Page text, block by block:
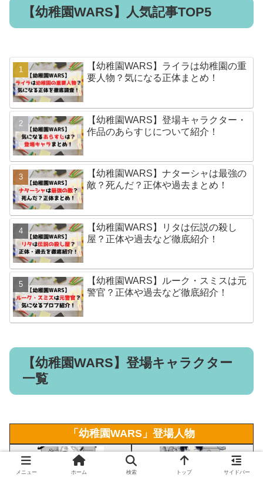
【幼稚園WARS】人気記事TOP5
【幼稚園WARS】ライラは幼稚園の重
要人物？気になる正体まとめ！
【幼稚園WARS】登場キャラクター・
作品のあらすじについて紹介！
【幼稚園WARS】ナターシャは最強の
敵？死んだ？正体や過去まとめ！
【幼稚園WARS】リタは伝説の殺し
屋？正体や過去など徹底紹介！
【幼稚園WARS】ルーク・スミスは元
警官？正体や過去など徹底紹介！
【幼稚園WARS】登場キャラクター
一覧
「幼稚園WARS」登場人物
メニュー ホーム 検索 トップ サイドバー